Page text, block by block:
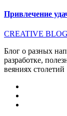
Привлечение
CREATIVE BLOG
Блог о разных
разработке,
веяниях столетий